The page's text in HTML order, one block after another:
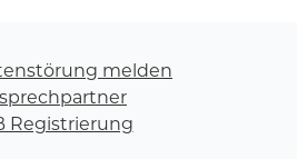
melden
Registrierung